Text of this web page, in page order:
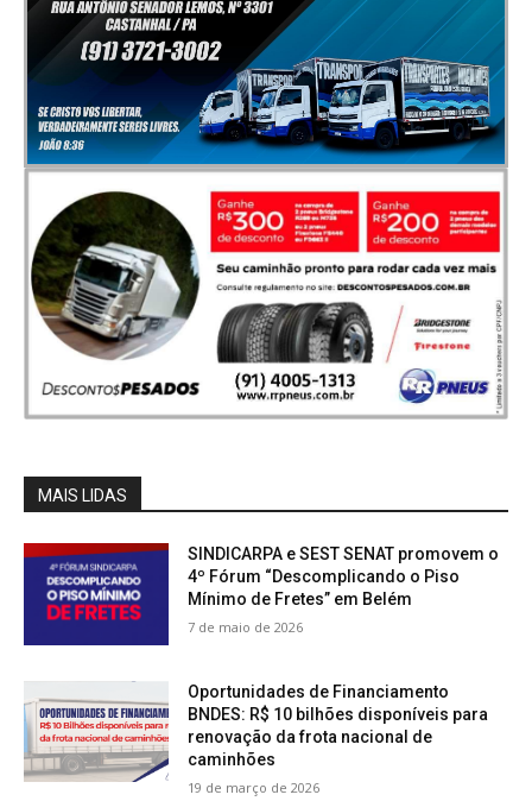
MAIS LIDAS
SINDICARPA e SEST SENAT promovem o
4º Fórum “Descomplicando o Piso
Mínimo de Fretes” em Belém
7 de maio de 2026
Oportunidades de Financiamento
BNDES: R$ 10 bilhões disponíveis para
renovação da frota nacional de
caminhões
19 de março de 2026